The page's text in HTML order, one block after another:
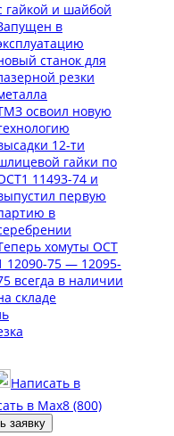
гайкой и шайбой
в
станок для
резки
освоил новую
12-ти
гайки по
11493-74 и
первую
в
хомуты ОСТ
12090-75 — 12095-
всегда в наличии
складе
Написать в
в Max8 (800)
заявку